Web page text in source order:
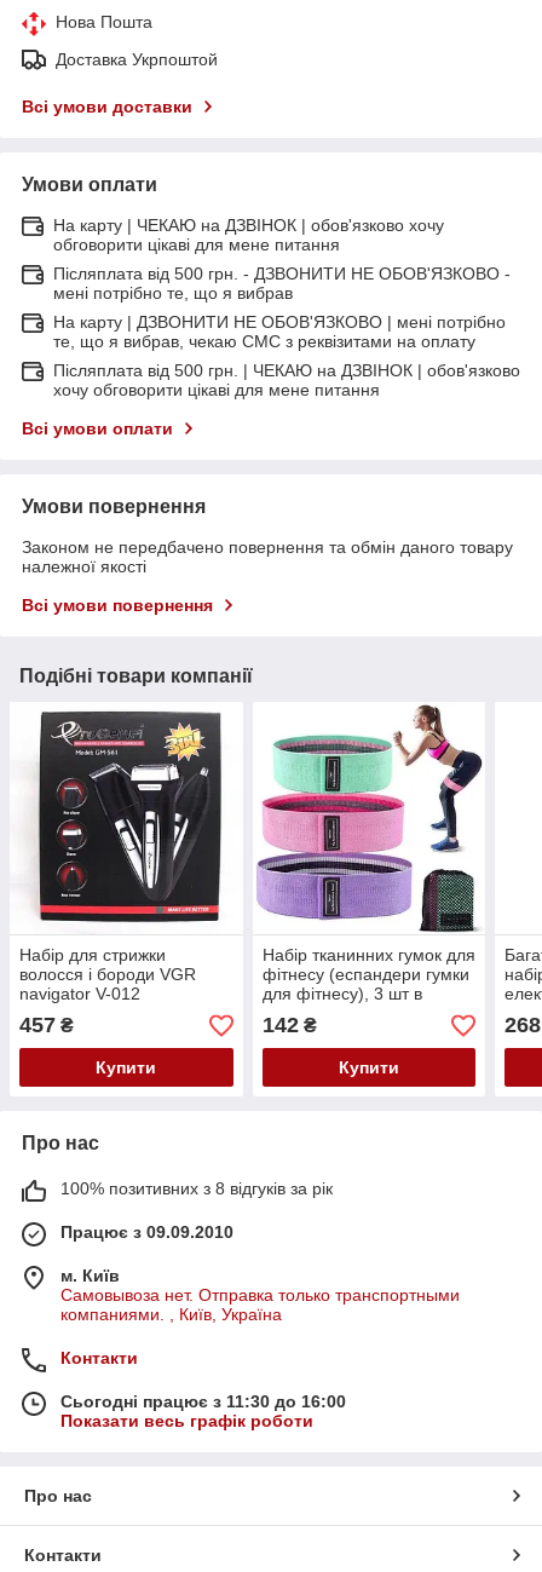
Нова Пошта
Доставка Укрпоштой
Всі умови доставки
Умови оплати
На карту | ЧЕКАЮ на ДЗВІНОК | обов'язково хочу
обговорити цікаві для мене питання
Післяплата від 500 грн. - ДЗВОНИТИ НЕ ОБОВ'ЯЗКОВО -
мені потрібно те, що я вибрав
На карту | ДЗВОНИТИ НЕ ОБОВ'ЯЗКОВО | мені потрібно
те, що я вибрав, чекаю СМС з реквізитами на оплату
Післяплата від 500 грн. | ЧЕКАЮ на ДЗВІНОК | обов'язково
хочу обговорити цікаві для мене питання
Всі умови оплати
Умови повернення
Законом не передбачено повернення та обмін даного товару
належної якості
Всі умови повернення
Подібні товари компанії
Набір для стрижки
волосся і бороди VGR
navigator V-012
Professional Grooming Kit
6 в 1
457 ₴
Купити
Набір тканинних гумок для
фітнесу (еспандери гумки
для фітнесу), 3 шт в
мішечку
142₴
Купити
268
Про нас
100% позитивних з 8 відгуків за рік
Працює з 09.09.2010
м. Київ
Самовывоза нет. Отправка только транспортными
компаниями. , Київ, Україна
Контакти
Сьогодні працює з 11:30 до 16:00
Показати весь графік роботи
Про нас
Контакти